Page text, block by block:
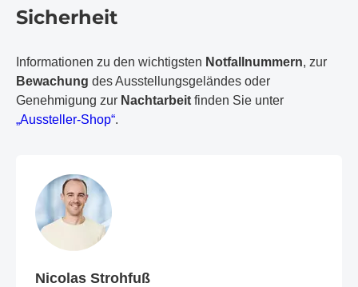
Sicherheit
Informationen zu den wichtigsten Notfallnummern, zur
Bewachung des Ausstellungsgeländes oder
Genehmigung zur Nachtarbeit finden Sie unter
„Aussteller-Shop“.
Nicolas Strohfuß